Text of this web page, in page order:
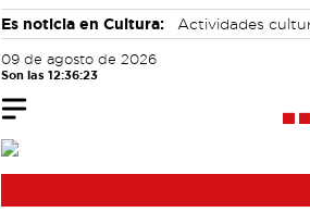
Es noticia en Cultura: Actividades
09 de agosto de 2026
Son las 12:36:24